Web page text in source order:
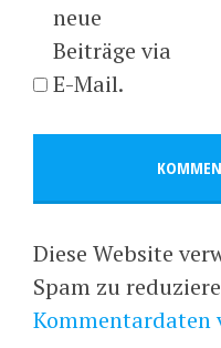
neue
Beiträge via
E-Mail.
Diese Website
Spam zu
Kommentardaten